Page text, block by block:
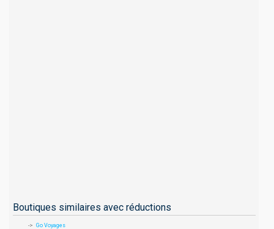
Boutiques similaires avec réductions
Go Voyages